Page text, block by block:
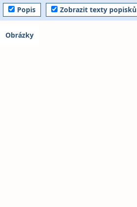
Popis Zobrazit texty popisků
Obrázky